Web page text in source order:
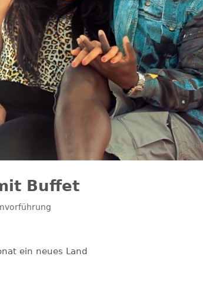
Buffet
ein neues Land